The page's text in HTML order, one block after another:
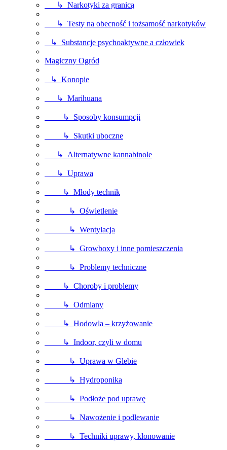
↳ Narkotyki za granicą
↳ Testy na obecność i tożsamość narkotyków
↳ Substancje psychoaktywne a człowiek
Magiczny Ogród
↳ Konopie
↳ Marihuana
↳ Sposoby konsumpcji
↳ Skutki uboczne
↳ Alternatywne kannabinole
↳ Uprawa
↳ Młody technik
↳ Oświetlenie
↳ Wentylacja
↳ Growboxy i inne pomieszczenia
↳ Problemy techniczne
↳ Choroby i problemy
↳ Odmiany
↳ Hodowla – krzyżowanie
↳ Indoor, czyli w domu
↳ Uprawa w Glebie
↳ Hydroponika
↳ Podłoże pod uprawę
↳ Nawożenie i podlewanie
↳ Techniki uprawy, klonowanie